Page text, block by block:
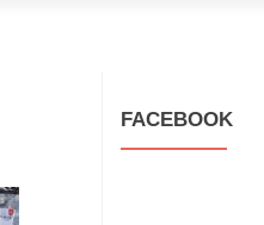
FACEBOOK